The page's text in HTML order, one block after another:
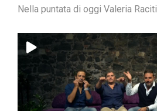
Nella puntata di oggi Valeria Raciti.